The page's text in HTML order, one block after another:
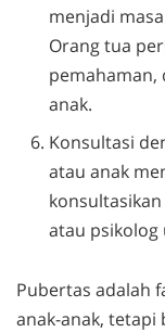
menjadi
Orang tua
pemahaman,
anak.
Konsultasi
atau anak
atau
Pubertas adalah
anak-anak, tetapi